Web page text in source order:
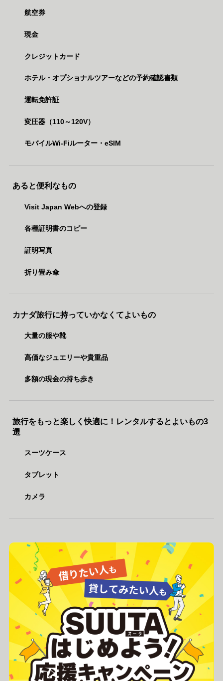
航空券
現金
クレジットカード
ホテル・オプショナルツアーなどの予約確認書類
運転免許証
変圧器（110～120V）
モバイルWi-Fiルーター・eSIM
あると便利なもの
Visit Japan Webへの登録
各種証明書のコピー
証明写真
折り畳み傘
カナダ旅行に持っていかなくてよいもの
大量の服や靴
高価なジュエリーや貴重品
多額の現金の持ち歩き
旅行をもっと楽しく快適に！レンタルするとよいもの3
選
スーツケース
タブレット
カメラ